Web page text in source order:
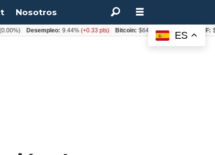
Nosotros
ES
Desempleo: 9.44%(+0.33 pts) Bitcoin: $64.600,08(+2.93%)